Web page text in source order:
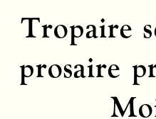
Tropaire
prosaire